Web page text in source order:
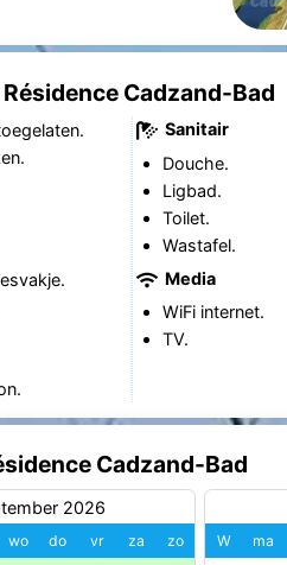
Cadzand-Bad
Sanitair
Douche.
Ligbad.
Toilet.
Wastafel.
Media
WiFi internet.
TV.
Cadzand-Bad
2026
wo do vr za zo W ma